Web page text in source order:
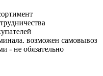
возможен самовывоз
- не обязательно